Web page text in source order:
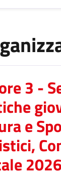
3 -
e
2026